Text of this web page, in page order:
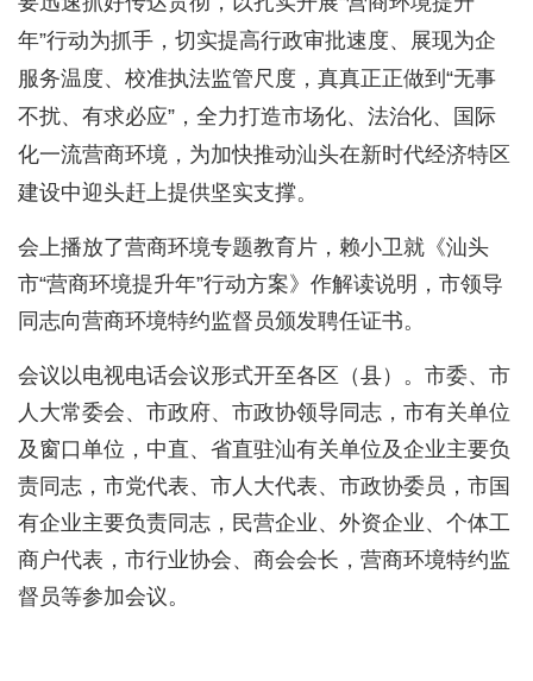
年”行动为抓手，切实提高行政审批速度、展现为企
服务温度、校准执法监管尺度，真真正正做到“无事
不扰、有求必应”，全力打造市场化、法治化、国际
化一流营商环境，为加快推动汕头在新时代经济特区
建设中迎头赶上提供坚实支撑。
会上播放了营商环境专题教育片，赖小卫就《汕头
市“营商环境提升年”行动方案》作解读说明，市领导
同志向营商环境特约监督员颁发聘任证书。
会议以电视电话会议形式开至各区（县）。市委、市
人大常委会、市政府、市政协领导同志，市有关单位
及窗口单位，中直、省直驻汕有关单位及企业主要负
责同志，市党代表、市人大代表、市政协委员，市国
有企业主要负责同志，民营企业、外资企业、个体工
商户代表，市行业协会、商会会长，营商环境特约监
督员等参加会议。